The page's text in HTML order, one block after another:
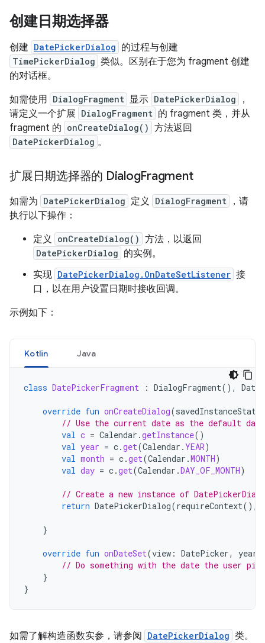
创建日期选择器
创建 DatePickerDialog 的过程与创建
TimePickerDialog 类似。区别在于您为 fragment 创建
的对话框。
如需使用 DialogFragment 显示 DatePickerDialog
，
请定义一个扩展 DialogFragment 的 fragment 类，并从
fragment 的 onCreateDialog() 方法返回
DatePickerDialog 。
扩展日期选择器的 DialogFragment
如需为 DatePickerDialog 定义 DialogFragment
，请
执行以下操作：
定义 onCreateDialog() 方法，以返回
DatePickerDialog 的实例。
实现 DatePickerDialog.OnDateSetListener 接
口，以在用户设置日期时接收回调。
示例如下：
Kotlin Java
class DatePickerFragment : DialogFragment(),
override fun onCreateDialog(savedInstanceState
// Use the current date as the default
val c = Calendar .getInstance()
val year = c.get(Calendar . YEAR)
val month = c.get(Calendar .MONTH)
val day = c.get(Calendar .DAY_OF_MONTH)
// Create a new instance of
return DatePickerDialog(requireContext(),
}
override fun onDateSet(view : DatePicker, year
// Do something with the date the user
}
}
如需了解构造函数实参，请参阅 DatePickerDialog 类。